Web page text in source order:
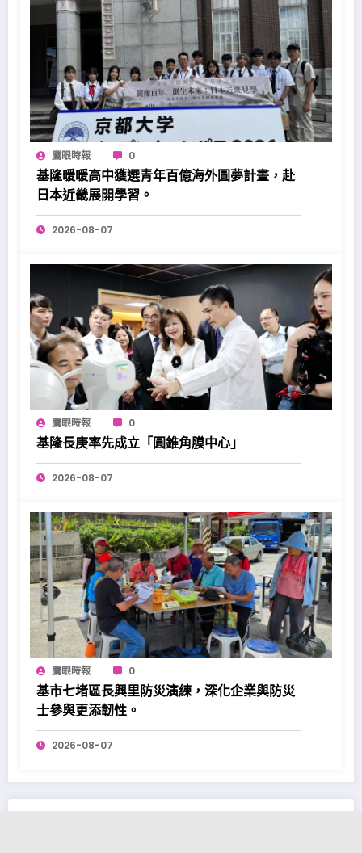
鷹眼時報 0
基隆暖暖高中獲選青年百億海外圓夢計畫，赴
日本近畿展開學習。
2026-08-07
鷹眼時報 0
基隆長庚率先成立「圓錐角膜中心」
2026-08-07
鷹眼時報 0
基市七堵區長興里防災演練，深化企業與防災
士參與更添韌性。
2026-08-07